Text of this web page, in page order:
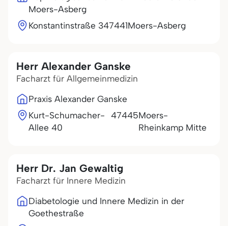
Moers-Asberg
Konstantinstraße 347441Moers-Asberg
Herr Alexander Ganske
Facharzt für Allgemeinmedizin
Praxis Alexander Ganske
Kurt-Schumacher-
Allee 40
47445Moers-
Rheinkamp Mitte
Herr Dr. Jan Gewaltig
Facharzt für Innere Medizin
Diabetologie und Innere Medizin in der
Goethestraße